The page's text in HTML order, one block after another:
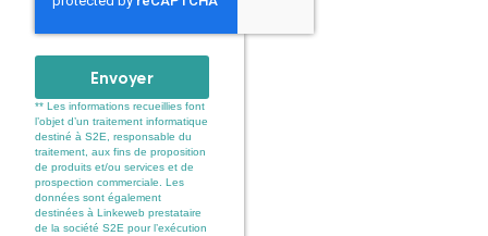
Envoyer
** Les informations recueillies font
l’objet d’un traitement informatique
destiné à S2E, responsable du
traitement, aux fins de proposition
de produits et/ou services et de
prospection commerciale. Les
données sont également
destinées à Linkeweb prestataire
de la société S2E pour l’exécution